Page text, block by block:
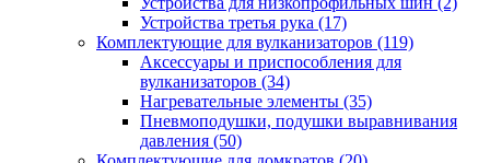
Устройства третья рука (17)
Комплектующие для вулканизаторов (119)
Аксессуары и приспособления для
вулканизаторов (34)
Нагревательные элементы (35)
Пневмоподушки, подушки выравнивания
давления (50)